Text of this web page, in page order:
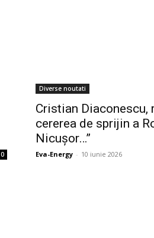
0
Diverse noutati
Cristian
cererea de sprijin a
Nicușor…”
Eva-Energy - 10 iunie 2026